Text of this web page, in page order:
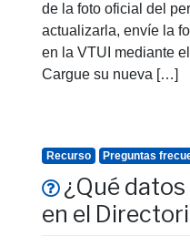
de la foto oficial del
actualizarla, envíe la
en la VTUI mediante
Cargue su nueva […]
Recurso Preguntas
¿Qué
en el